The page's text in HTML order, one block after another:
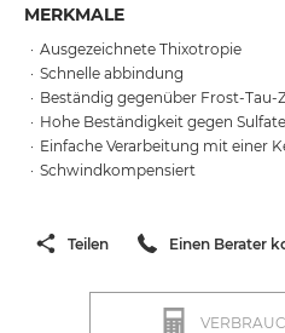
MERKMALE
Ausgezeichnete Thixotropie
Schnelle abbindung
Beständig gegenüber Frost-Tau-
Hohe Beständigkeit gegen Sulfate
Einfache Verarbeitung mit einer
Schwindkompensiert
Teilen Einen Berater